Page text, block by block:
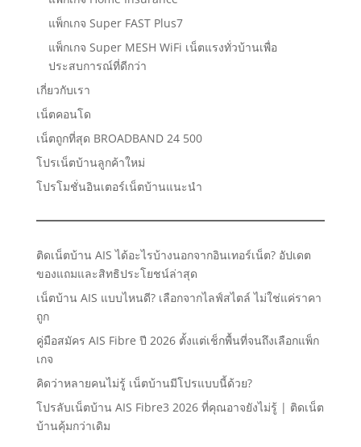
แพ็กเกจ Super FAST Plus7
แพ็กเกจ Super MESH WiFi เน็ตแรงทั่วบ้านเพื่อ
ประสบการณ์ที่ดีกว่า
เกี่ยวกับเรา
เน็ตคอนโด
เน็ตถูกที่สุด BROADBAND 24 500
โปรเน็ตบ้านลูกค้าใหม่
โปรโมชั่นอินเตอร์เน็ตบ้านแนะนำ
ติดเน็ตบ้าน AIS ได้อะไรบ้างนอกจากอินเทอร์เน็ต? อัปเดต
ของแถมและสิทธิประโยชน์ล่าสุด
เน็ตบ้าน AIS แบบไหนดี? เลือกจากไลฟ์สไตล์ ไม่ใช่แค่ราคา
ถูก
คู่มือสมัคร AIS Fibre ปี 2026 ตั้งแต่เช็กพื้นที่จนถึงเลือกแพ็ก
เกจ
คิดว่าหลายคนไม่รู้ เน็ตบ้านมีโปรแบบนี้ด้วย?
โปรลับเน็ตบ้าน AIS Fibre3 2026 ที่คุณอาจยังไม่รู้ | ติดเน็ต
บ้านคุ้มกว่าเดิม